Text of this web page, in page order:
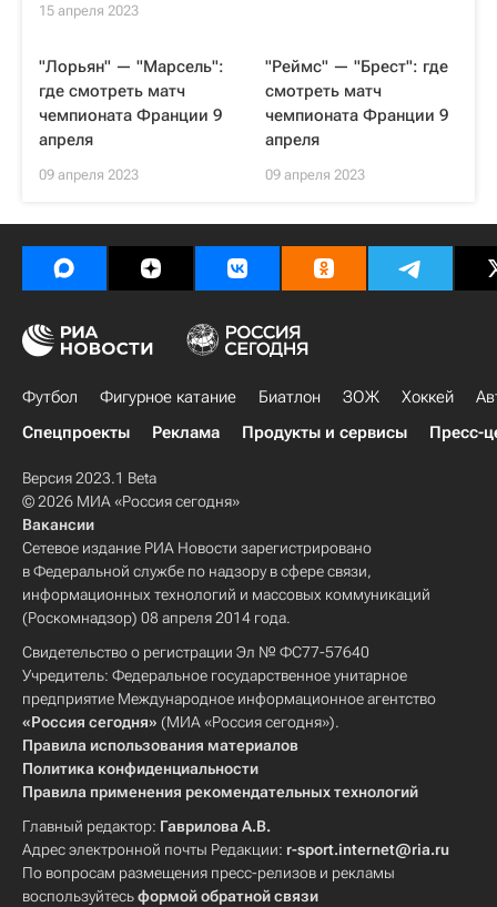
15 апреля 2023
"Лорьян" — "Марсель":
где смотреть матч
чемпионата Франции 9
апреля
09 апреля 2023
"Реймс" — "Брест": где
смотреть матч
чемпионата Франции 9
апреля
09 апреля 2023
Футбол Фигурное катание Биатлон ЗОЖ Хоккей
Спецпроекты
Реклама Продукты и сервисы Пресс-
Версия 2023.1 Beta
© 2026 МИА «Россия сегодня»
Вакансии
Сетевое издание РИА Новости зарегистрировано
в Федеральной службе по надзору в сфере связи,
информационных технологий и массовых коммуникаций
(Роскомнадзор) 08 апреля 2014 года.
Свидетельство о регистрации Эл № ФС77-57640
Учредитель: Федеральное государственное унитарное
предприятие Международное информационное агентство
«Россия сегодня» (МИА «Россия сегодня»).
Правила использования материалов
Политика конфиденциальности
Правила применения рекомендательных технологий
Главный редактор: Гаврилова А.В.
Адрес электронной почты Редакции: r-sport.internet@ria.ru
По вопросам размещения пресс-релизов и рекламы
воспользуйтесьформой обратной связи